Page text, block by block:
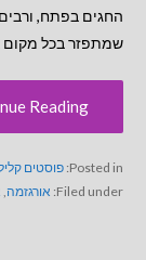
החגים בפתח,
שמתפזר בכל מקום
Reading ←
Posted in: פוסטים
Filed under: אורגזמה,